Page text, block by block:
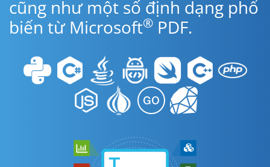
cũng như một số định dạng phổ
biến từ Microsoft® PDF.